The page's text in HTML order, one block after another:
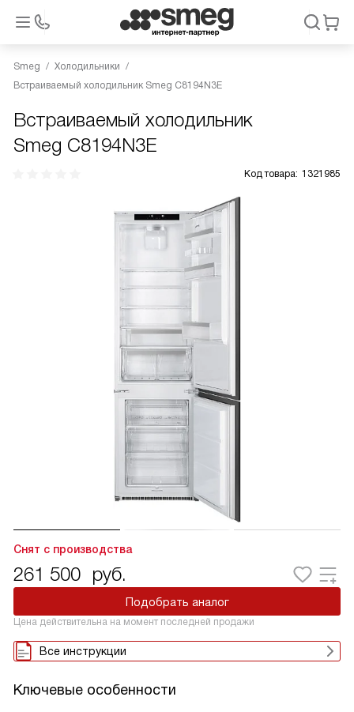
Smeg
Холодильники
Встраиваемый холодильник Smeg C8194N3E
Встраиваемый холодильник
Smeg C8194N3E
Код товара: 1321985
Снят с производства
261 500 руб.
Подобрать аналог
Цена действительна на момент последней продажи
Все инструкции
Ключевые особенности